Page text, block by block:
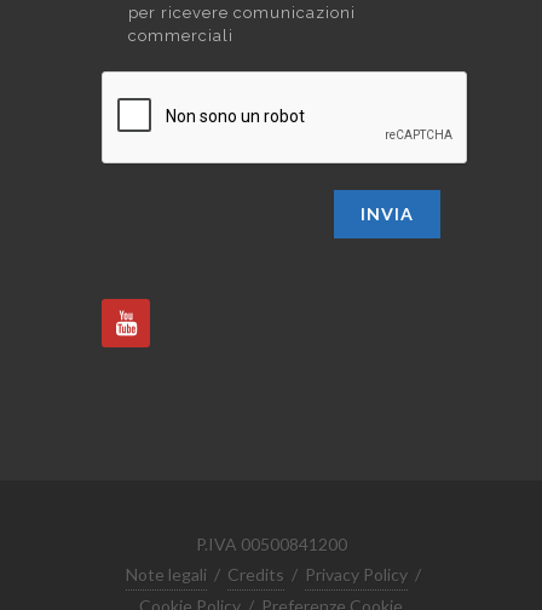
per ricevere comunicazioni
commerciali
INVIA
P.IVA 00500841200
Note legali / Credits / Privacy Policy /
Cookie Policy / Preferenze Cookie